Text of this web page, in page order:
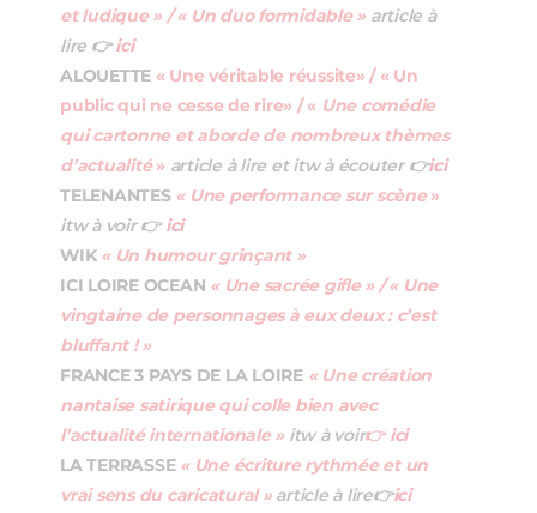
et ludique » / « Un duo formidable » article à
lire 👉 ici
ALOUETTE « Une véritable réussite» / « Un
public qui ne cesse de rire» / « Une comédie
qui cartonne et aborde de nombreux thèmes
d’actualité» article à lire et itw à écouter 👉ici
TELENANTES « Une performance sur scène»
itw à voir 👉 ici
WIK « Un humour grinçant »
ICI LOIRE OCEAN « Une sacrée gifle » / « Une
vingtaine de personnages à eux deux : c’est
bluffant ! »
FRANCE 3 PAYS DE LA LOIRE « Une création
nantaise satirique qui colle bien avec
l’actualité internationale » itw à voir👉 ici
LA TERRASSE « Une écriture rythmée et un
vrai sens du caricatural » article à lire👉ici